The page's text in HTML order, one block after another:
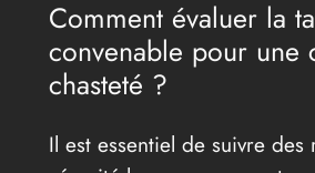
Comment évaluer la
convenable pour une
chasteté ?
Il est essentiel de suivre des